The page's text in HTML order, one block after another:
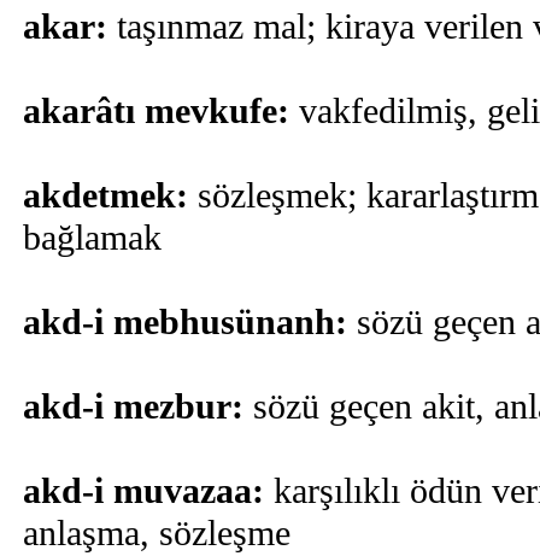
akar: taşınmaz mal; kiraya
akarâtı mevkufe: vakfedilmiş,
akdetmek: sözleşmek;
bağlamak
akd-i mebhusünanh: sözü geçen
akd-i mezbur: sözü geçen akit,
akd-i muvazaa: karşılıklı ödün
anlaşma, sözleşme